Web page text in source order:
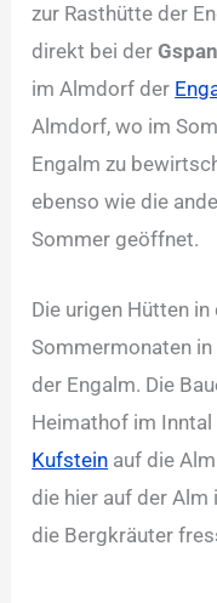
zur Rasthütte der
direkt bei der
im Almdorf der
Almdorf, wo im
Engalm zu
ebenso wie die
Sommer geöffnet.
Die urigen Hütten
Sommermonaten
der Engalm. Die
Heimathof im Inntal
Kufstein auf die
die hier auf der Alm
die Bergkräuter